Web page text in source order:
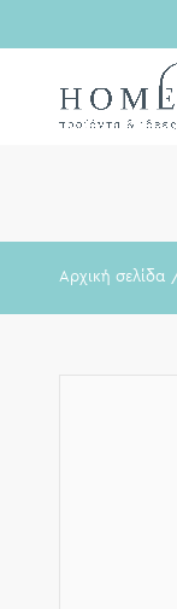
Αρχική σελίδα